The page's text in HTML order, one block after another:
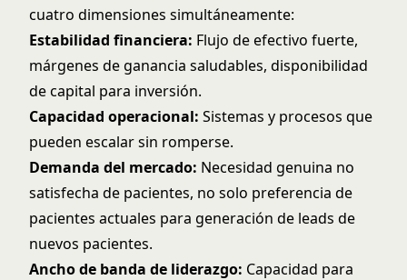
cuatro dimensiones simultáneamente:
Estabilidad financiera: Flujo de efectivo fuerte,
márgenes de ganancia saludables, disponibilidad
de capital para inversión.
Capacidad operacional: Sistemas y procesos que
pueden escalar sin romperse.
Demanda del mercado: Necesidad genuina no
satisfecha de pacientes, no solo preferencia de
pacientes actuales para generación de leads de
nuevos pacientes.
Ancho de banda de liderazgo: Capacidad para